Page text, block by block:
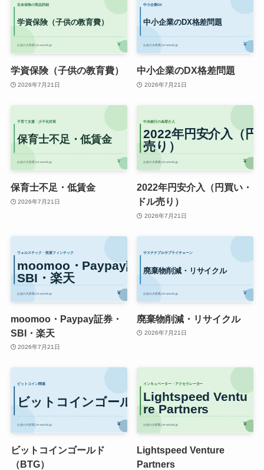
学資保険（子供の教育費）
2026年7月21日
中小企業のDX格差問題
2026年7月21日
保育士不足・低賃金
2026年7月21日
2022年円安介入（円買い・
ドル売り）
2026年7月21日
moomoo・Paypay証券・
SBI・楽天
2026年7月21日
廃棄物削減・リサイクル
2026年7月21日
ビットコインゴールド
（BTG）
Lightspeed Venture
Partners